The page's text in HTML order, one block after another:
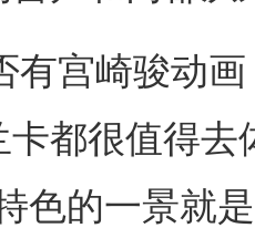
有宫崎骏动
都很值得去
色的一景就